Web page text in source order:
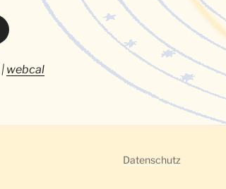
| webcal
Datenschutz